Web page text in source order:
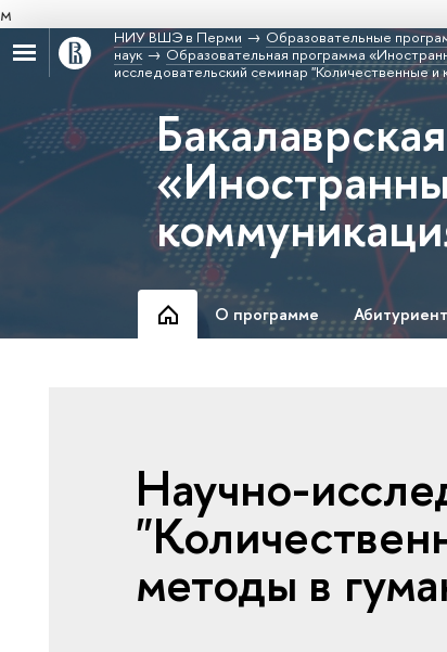
м
НИУ ВШЭ в Перми Образовательные
наук
Образовательная программа
исследовательский семинар "Количественные
О программе
Научно-
методы в